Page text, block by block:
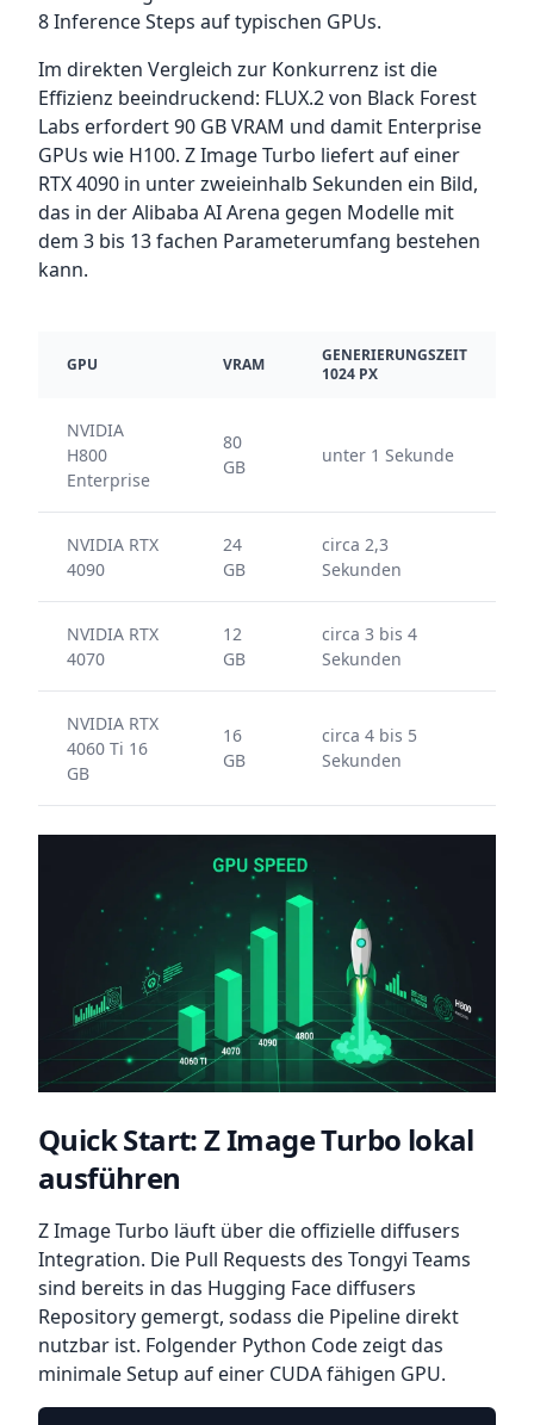
8 Inference Steps auf typischen GPUs.
Im direkten Vergleich zur Konkurrenz ist die
Effizienz beeindruckend: FLUX.2 von Black Forest
Labs erfordert 90 GB VRAM und damit Enterprise
GPUs wie H100. Z Image Turbo liefert auf einer
RTX 4090 in unter zweieinhalb Sekunden ein Bild,
das in der Alibaba AI Arena gegen Modelle mit
dem 3 bis 13 fachen Parameterumfang bestehen
kann.
GPU VRAM
GENERIERUNGSZEIT
1024 PX
NVIDIA
H800
Enterprise
80
GB
unter 1 Sekunde
NVIDIA RTX
4090
24
GB
circa 2,3
Sekunden
NVIDIA RTX
4070
12
GB
circa 3 bis 4
Sekunden
NVIDIA RTX
4060 Ti 16
GB
16
GB
circa 4 bis 5
Sekunden
Quick Start: Z Image Turbo lokal
ausführen
Z Image Turbo läuft über die offizielle diffusers
Integration. Die Pull Requests des Tongyi Teams
sind bereits in das Hugging Face diffusers
Repository gemergt, sodass die Pipeline direkt
nutzbar ist. Folgender Python Code zeigt das
minimale Setup auf einer CUDA fähigen GPU.